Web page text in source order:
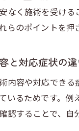
なく施術を受け
らのポイントを
と対応症状の
内容や対応でき
いるためです。
認することで、自